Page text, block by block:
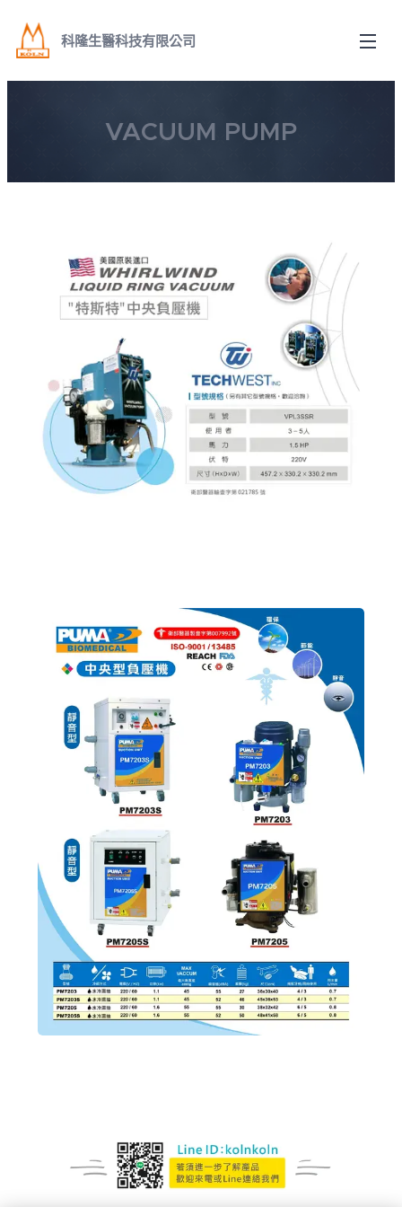
科隆生醫科技有限公司
VACUUM PUMP